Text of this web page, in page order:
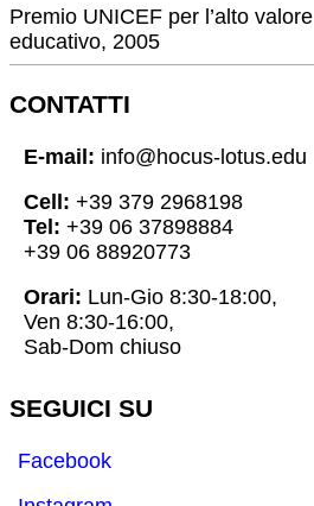
Premio UNICEF per l’alto valore
educativo, 2005
CONTATTI
E-mail: info@hocus-lotus.edu
Cell: +39 379 2968198
Tel: +39 06 37898884
+39 06 88920773
Orari: Lun-Gio 8:30-18:00,
Ven 8:30-16:00,
Sab-Dom chiuso
SEGUICI SU
Facebook